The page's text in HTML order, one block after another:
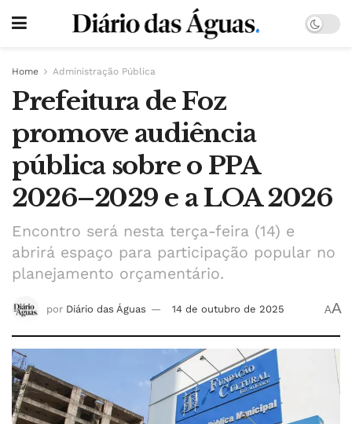
Home Administração Pública
Prefeitura de Foz
promove audiência
pública sobre o PPA
2026–2029 e a LOA 2026
Encontro será nesta terça-feira (14) e
abrirá espaço para participação popular no
planejamento orçamentário.
por Diário das Águas 14 de outubro de 2025 AA